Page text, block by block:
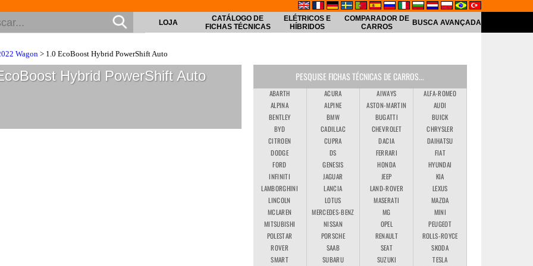
LOJA
CATÁLOGO DE
FICHAS TÉCNICAS
ELÉTRICOS E
HÍBRIDOS
COMPARADOR DE
CARROS
BUSCA AVANÇADA
Wagon> 1.0 EcoBoost Hybrid PowerShift Auto
Hybrid PowerShift Auto
PESQUISE FICHAS TÉCNICAS DE CARROS...
ABARTH ACURA AIWAYS
ALFA-ROMEO
ALPINA
ALPINE ASTON-MARTIN
AUDI
BENTLEY
BMW BUGATTI
BUICK
BYD
CADILLAC CHEVROLET
CHRYSLER
CITROEN
CUPRA DACIA
DAIHATSU
DODGE
DS FERRARI
FIAT
FORD
GENESIS HONDA
HYUNDAI
INFINITI
JAGUAR JEEP
KIA
LAMBORGHINI
LANCIA LAND-ROVER
LEXUS
LINCOLN
LOTUS MASERATI
MAZDA
MCLAREN
MERCEDES-BENZ MG
MINI
MITSUBISHI
NISSAN OPEL
PEUGEOT
POLESTAR
PORSCHE RENAULT
ROLLS-ROYCE
ROVER
SAAB SEAT
SKODA
SMART
SUBARU SUZUKI
TESLA